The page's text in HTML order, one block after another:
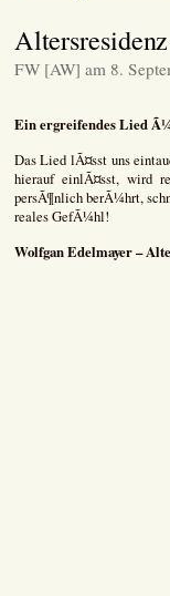
FW [AW] am 8.
Ein ergreifendes Lied
Das Lied lÃ¤sst uns
hierauf einlÃ¤sst, wird
persÃ¶nlich berÃ¼hrt,
reales GefÃ¼hl!
Wolfgan Edelmayer –